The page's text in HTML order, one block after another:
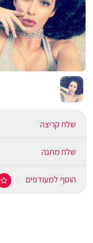
שלח קריצה
שלח מתנה
הוסף למעודפים